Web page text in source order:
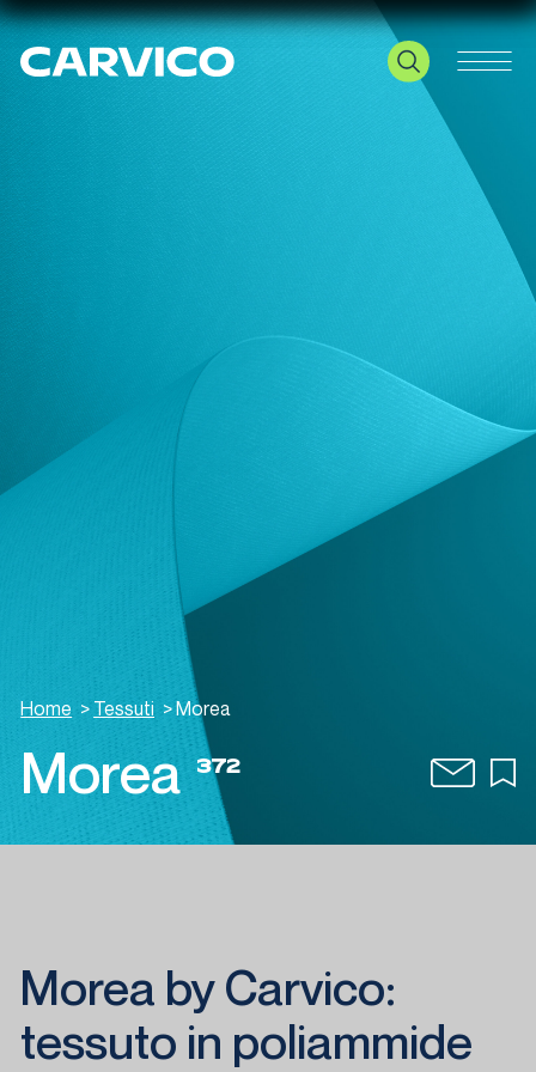
Home > Tessuti >Morea
Morea 372
Morea by Carvico:
tessuto in poliammide
Informativa sulla raccolta
Le tue preferenze relative alla privacy